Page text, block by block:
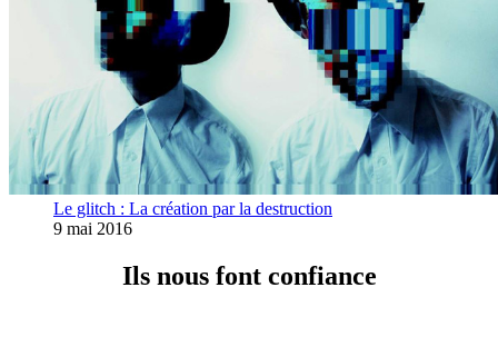
Le glitch : La création par la destruction
9 mai 2016
Ils nous font confiance